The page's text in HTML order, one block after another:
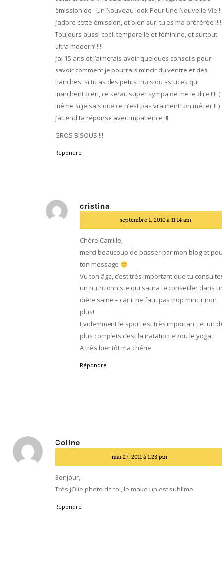
émission de : Un Nouveau look Pour Une Nouvelle Vie
J’adore cette émission, et bien sur, tu es ma préférée !!!!
Toujours aussi cool, temporelle et féminine, et surtout
ultra modern’ !!!!
J’ai 15 ans et j’aimerais avoir quelques conseils pour
savoir comment je pourrais mincir du ventre et des
hanches, si tu as des petits trucs ou astuces qui
marchent bien, ce serait super sympa de me le dire !!!! (
même si je sais que ce n’est pas vraiment ton métier !! )
J’attend ta réponse avec impatience !!!
GROS BISOUS !!!
Répondre
cristina
septembre 1, 2010 à 11:14 am
Chère Camille,
merci beaucoup de passer par mon blog et
ton message
Vu ton âge, c’est très important que tu
un nutritionniste qui saura te conseiller dans
diète saine – car il ne faut pas trop mincir non
plus!
Evidemment le sport est très important, et un
plus complets c’est la natation et/ou le yoga.
A très bientôt ma chérie
Répondre
Coline
:
mai 27, 2011 à 1:23 pm
Bonjour,
Très jOlie photo de toi, le make up est sublime.
Répondre